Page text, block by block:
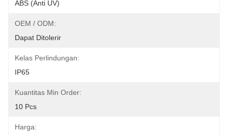
ABS (anti UV)
OEM / ODM:
Dapat Ditolerir
Kelas Perlindungan:
IP65
Kuantitas Min Order:
10 Pcs
Harga: